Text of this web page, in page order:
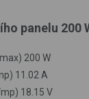
panelu 200
200 W
11.02 A
18.15 V